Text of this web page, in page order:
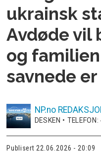
ukrainsk
Avdøde vil
og
savnede
NP.no
DESKEN •
Publisert 22.06.2026 - 20:09